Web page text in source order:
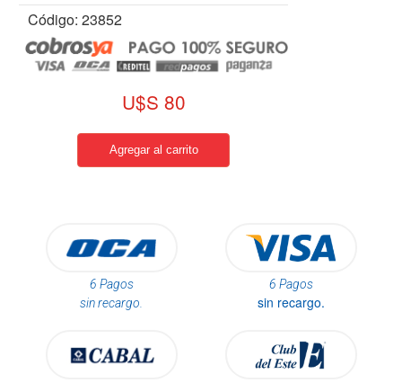
Código: 23852
U$S 80
6 Pagos
sin recargo.
6 Pagos
sin recargo.